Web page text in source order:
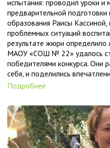
испытания: проводил уроки и
предварительной
образования Раисы
проблемных ситуаций
результате жюри определило
МАОУ «СОШ № 22» удалось
победителями конкурса. Они
себя, и поделились
Подробнее